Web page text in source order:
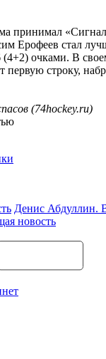
принимал
Ерофеев стал
(4+2) очками. В
первую строку,
(74hockey.ru)
Денис Абдуллин.
новость